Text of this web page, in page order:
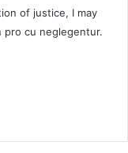
of justice, I may
pro cu neglegentur.